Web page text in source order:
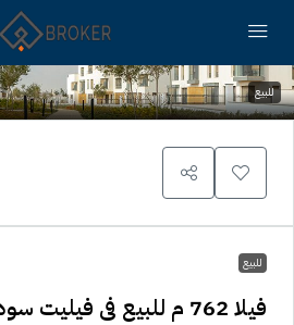
للبيع
للبيع
فيلا 762 م للبيع فى